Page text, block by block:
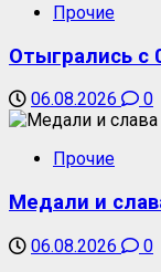
Прочие
Отыгрались с
06.08.2026 0
Прочие
Медали и
06.08.2026 0